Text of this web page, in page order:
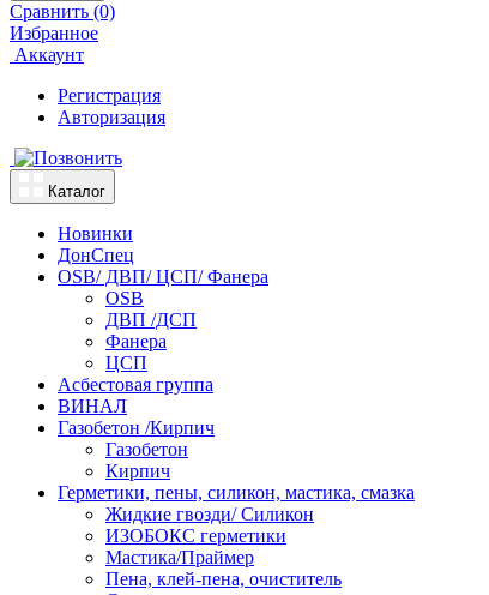
Сравнить (0)
Избранное
Аккаунт
Регистрация
Авторизация
Каталог
Новинки
ДонСпец
OSB/ ДВП/ ЦСП/ Фанера
OSB
ДВП /ДСП
Фанера
ЦСП
Асбестовая группа
ВИНАЛ
Газобетон /Кирпич
Газобетон
Кирпич
Герметики, пены, силикон, мастика, смазка
Жидкие гвозди/ Силикон
ИЗОБОКС герметики
Мастика/Праймер
Пена, клей-пена, очиститель